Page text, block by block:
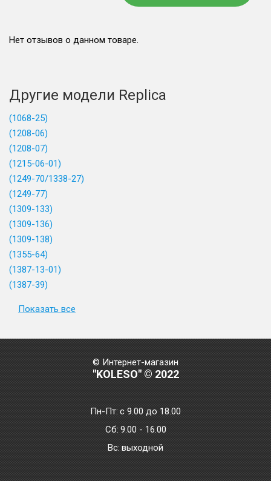
Нет отзывов о данном товаре.
Другие модели Replica
(1068-25)
(1208-06)
(1208-07)
(1215-06-01)
(1249-70/1338-27)
(1249-77)
(1309-133)
(1309-136)
(1309-138)
(1355-64)
(1387-13-01)
(1387-39)
Показать все
© Интернет-магазин
"KOLESO" © 2022
Пн-Пт:с 9.00 до 18.00
Сб: 9.00 - 16.00
Bc: выходной